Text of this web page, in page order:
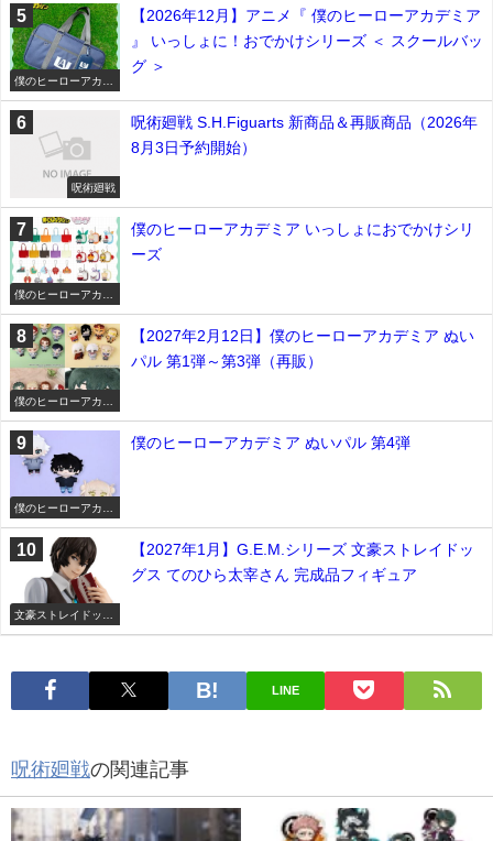
僕のヒーローアカデ
ミア
【2026年12月】アニメ『 僕のヒーローアカデミア
』 いっしょに！おでかけシリーズ ＜ スクールバッ
グ ＞
呪術廻戦
呪術廻戦 S.H.Figuarts 新商品＆再販商品（2026年
8月3日予約開始）
僕のヒーローアカデ
ミア
僕のヒーローアカデミア いっしょにおでかけシリ
ーズ
僕のヒーローアカデ
ミア
【2027年2月12日】僕のヒーローアカデミア ぬい
パル 第1弾～第3弾（再販）
僕のヒーローアカデ
ミア
僕のヒーローアカデミア ぬいパル 第4弾
文豪ストレイドッグ
ス
【2027年1月】G.E.M.シリーズ 文豪ストレイドッ
グス てのひら太宰さん 完成品フィギュア
LINE
呪術廻戦の関連記事